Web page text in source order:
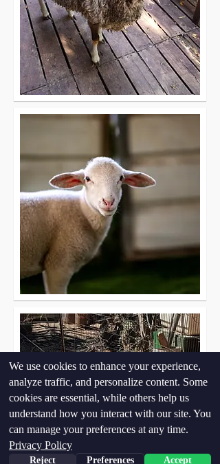
We use cookies to enhance your experience,
analyze traffic, and personalize content. Some
cookies are essential, while others help us
understand how you interact with our site. You
can manage your preferences at any time.
Privacy Policy
Reject Preferences Accept